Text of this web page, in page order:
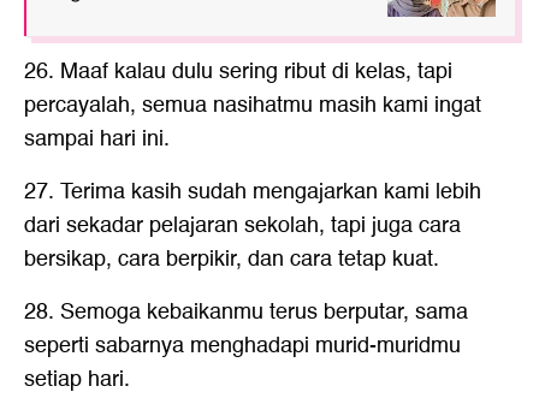
26. Maaf kalau dulu sering ribut di kelas, tapi
percayalah, semua nasihatmu masih kami ingat
sampai hari ini.
27. Terima kasih sudah mengajarkan kami lebih
dari sekadar pelajaran sekolah, tapi juga cara
bersikap, cara berpikir, dan cara tetap kuat.
28. Semoga kebaikanmu terus berputar, sama
seperti sabarnya menghadapi murid-muridmu
setiap hari.